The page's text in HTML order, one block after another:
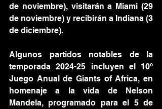
de noviembre), visitarán a Miami (29
de noviembre) y recibirán a Indiana (3
de diciembre).
Algunos partidos notables de la
temporada 2024-25 incluyen el 10º
Juego Anual de Giants of Africa, en
homenaje a la vida de Nelson
Mandela, programado para el 5 de